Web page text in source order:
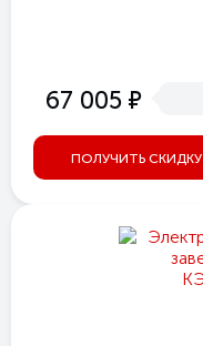
67 005 е
ПОЛУЧИТЬ СКИДКУ